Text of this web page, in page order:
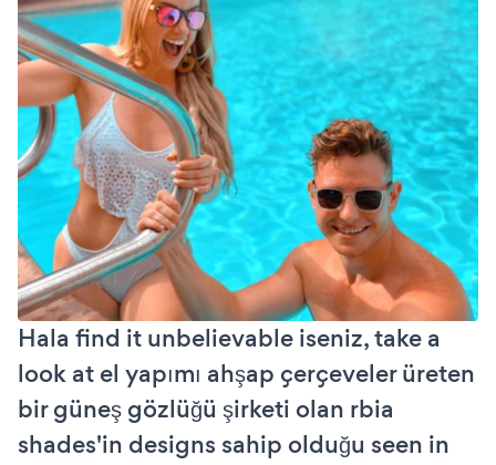
Hala find it unbelievable iseniz, take a
look at el yapımı ahşap çerçeveler üreten
bir güneş gözlüğü şirketi olan rbia
shades'in designs sahip olduğu seen in